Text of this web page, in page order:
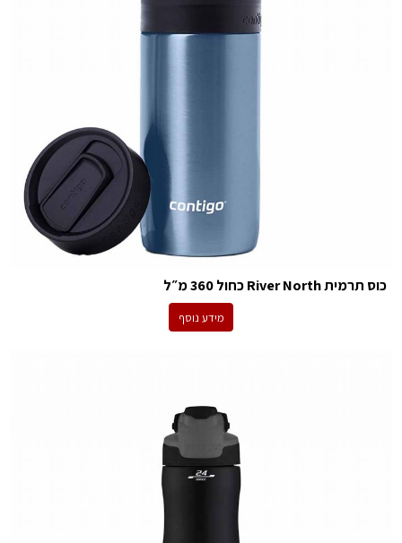
כוס תרמית River North כחול 360 מ״ל
מידע נוסף